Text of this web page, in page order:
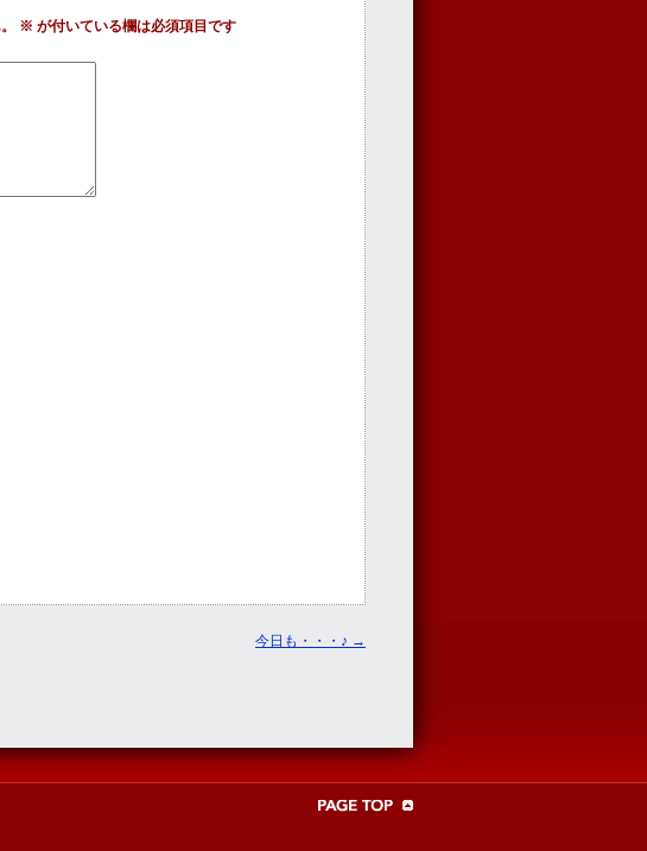
※ が付いている欄は必須項目です
今日も・・・♪ →